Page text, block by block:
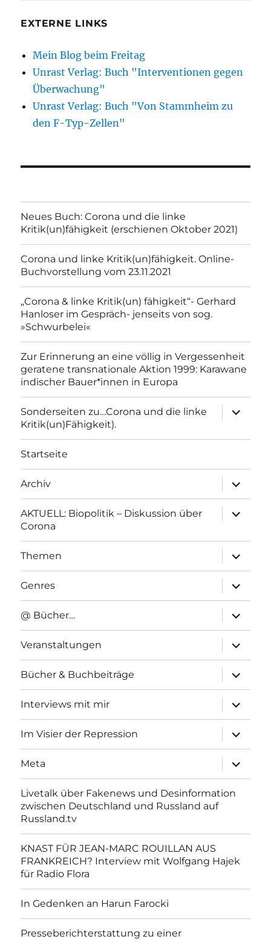
EXTERNE LINKS
Mein Blog beim Freitag
Unrast Verlag: Buch "Interventionen gegen
Überwachung"
Unrast Verlag: Buch "Von Stammheim zu
den F-Typ-Zellen"
Neues Buch: Corona und die linke
Kritik(un)fähigkeit (erschienen Oktober 2021)
Corona und linke Kritik(un)fähigkeit. Online-
Buchvorstellung vom 23.11.2021
„Corona & linke Kritik(un) fähigkeit“- Gerhard
Hanloser im Gespräch- jenseits von sog.
»Schwurbelei«
Zur Erinnerung an eine völlig in Vergessenheit
geratene transnationale Aktion 1999: Karawane
indischer Bauer*innen in Europa
Sonderseiten zu…Corona und die linke
Kritik(un)Fähigkeit).
anzeigen
Startseite
Archiv
anzeigen
AKTUELL: Biopolitik – Diskussion über
Corona
anzeigen
Themen
anzeigen
Genres
anzeigen
@ Bücher…
anzeigen
Veranstaltungen
anzeigen
Bücher & Buchbeiträge
anzeigen
Interviews mit mir
anzeigen
Im Visier der Repression
anzeigen
Meta
anzeigen
Livetalk über Fakenews und Desinformation
zwischen Deutschland und Russland auf
Russland.tv
KNAST FÜR JEAN-MARC ROUILLAN AUS
FRANKREICH? Interview mit Wolfgang Hajek
für Radio Flora
In Gedenken an Harun Farocki
Presseberichterstattung zu einer